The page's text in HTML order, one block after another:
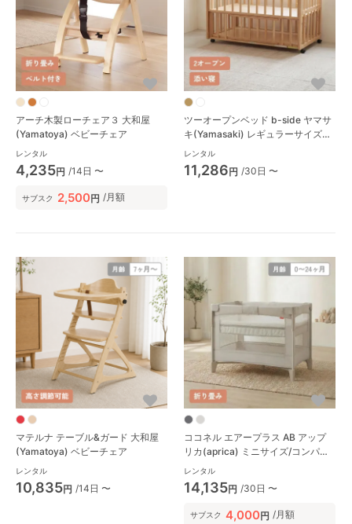
アーチ木製ローチェア３ 大和屋
(Yamatoya) ベビーチェア
レンタル
4,235円 /14日 〜
サブスク 2,500円 /月額
ツーオープンベッド b-side ヤマサ
キ(Yamasaki) レギュラーサイズベ
ビーベッド
レンタル
11,286円 /30日 〜
マテルナ テーブル&ガード 大和屋
(Yamatoya) ベビーチェア
レンタル
10,835円 /14日 〜
ココネル エアープラス AB アップ
リカ(aprica) ミニサイズ/コンパク
トベビーベッド
レンタル
14,135円 /30日 〜
サブスク 4,000円 /月額